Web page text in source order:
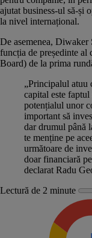
ajutat business-ul să-și
la nivel internațional.
De asemenea,
funcția de președinte
Board) de la prima
„Principalul atuu
capital este
potențialul unor
important să
dar drumul până
te menține pe
următoare de
doar financiară
declarat Radu
Lectură de 2 minute